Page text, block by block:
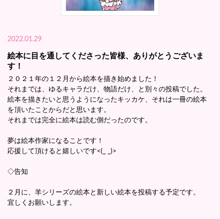
2022.01.29
絵本に目を通してくださった皆様、ありがとうございま
す！
２０２１年の１２月から絵本を描き始めました！
それまでは、ゆるキャラだけ、物語だけ、と別々の投稿でした。
絵本を描きたいと思うようになったキッカケ、それは一冊の絵本
を頂いたことからだと思います。
それまでは完全に絵本は読む側だったのです。
夢は絵本作家になることです！
応援して頂けると嬉しいです<(_ _)>
◇告知
２月に、羊シリーズの絵本と新しい絵本を投稿する予定です。
宜しくお願いします。